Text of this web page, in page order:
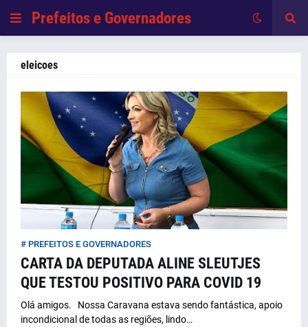
Prefeitos e Governadores
eleicoes
# PREFEITOS E GOVERNADORES
CARTA DA DEPUTADA ALINE SLEUTJES
QUE TESTOU POSITIVO PARA COVID 19
Olá amigos. Nossa Caravana estava sendo fantástica, apoio
incondicional de todas as regiões, lindo…